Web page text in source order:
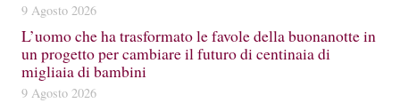
9 Agosto 2026
L’uomo che ha trasformato le favole della buonanotte in
un progetto per cambiare il futuro di centinaia di
migliaia di bambini
9 Agosto 2026